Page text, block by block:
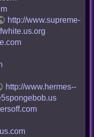
http://www.supreme-
http://www.hermes--